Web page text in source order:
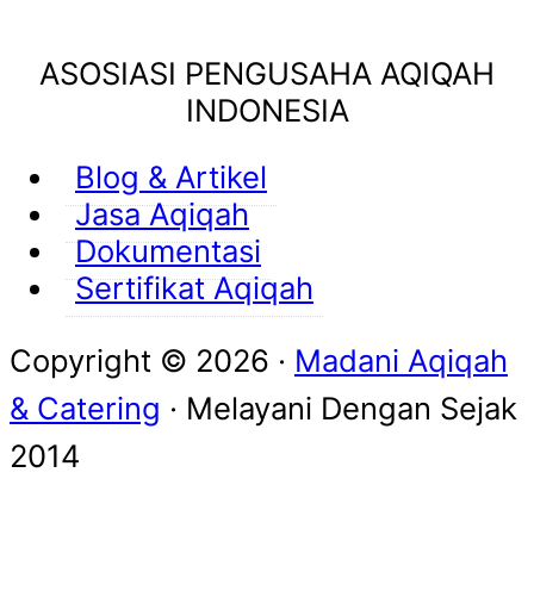
ASOSIASI PENGUSAHA AQIQAH
INDONESIA
Blog & Artikel
Jasa Aqiqah
Dokumentasi
Sertifikat Aqiqah
Copyright © 2026 · Madani Aqiqah
& Catering · Melayani Dengan Sejak
2014